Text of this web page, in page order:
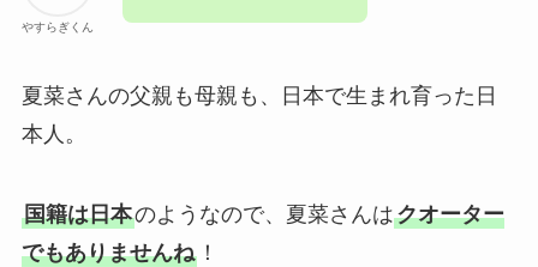
やすらぎくん
夏菜さんの父親も母親も、日本で生まれ育った日
本人。
国籍は日本のようなので、夏菜さんはクオーター
でもありませんね！